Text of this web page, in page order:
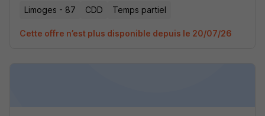
Limoges - 87 CDD Temps partiel
Cette offre n’est plus disponible depuis le 20/07/26